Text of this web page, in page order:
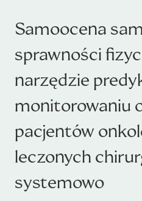
Samoocena
sprawności
narzędzie
monitorowaniu
pacjentów
leczonych
systemowo